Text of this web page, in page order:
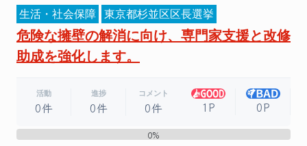
生活・社会保障 東京都杉並区区長選挙
危険な擁壁の解消に向け、専門家支援と改修
助成を強化します。
活動
0件
進捗
0件
コメント
0件 1P 0P
0%